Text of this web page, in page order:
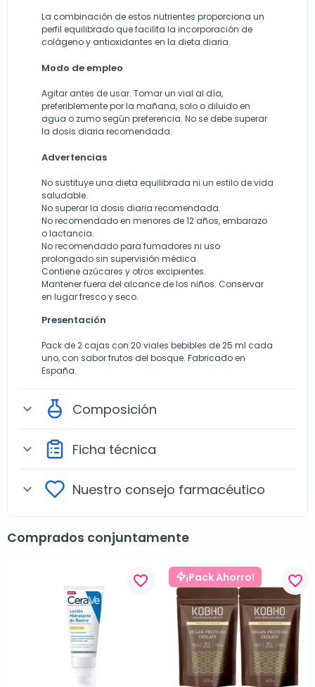
La combinación de estos nutrientes proporciona un
perfil equilibrado que facilita la incorporación de
colágeno y antioxidantes en la dieta diaria.
Modo de empleo
Agitar antes de usar. Tomar un vial al día,
preferiblemente por la mañana, solo o diluido en
agua o zumo según preferencia. No se debe superar
la dosis diaria recomendada.
Advertencias
No sustituye una dieta equilibrada ni un estilo de vida
saludable.
No superar la dosis diaria recomendada.
No recomendado en menores de 12 años, embarazo
o lactancia.
No recomendado para fumadores ni uso
prolongado sin supervisión médica.
Contiene azúcares y otros excipientes.
Mantener fuera del alcance de los niños. Conservar
en lugar fresco y seco.
Presentación
Pack de 2 cajas con 20 viales bebibles de 25 ml cada
uno, con sabor frutos del bosque. Fabricado en
España.
expand_more Composición
expand_more Ficha técnica
expand_more Nuestro consejo farmacéutico
Comprados conjuntamente
favorite_border ¡Pack Ahorro! favorite_border